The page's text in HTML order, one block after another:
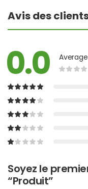
Avis des
0.0
Soyez le
“Produit”